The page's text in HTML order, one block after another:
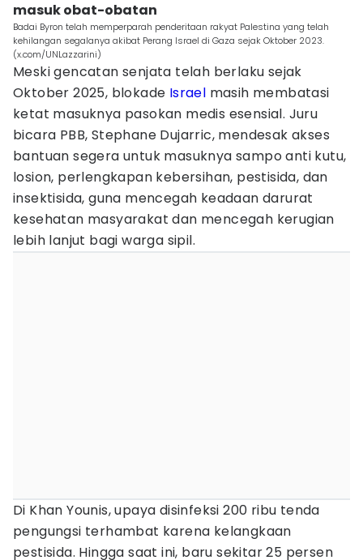
masuk obat-obatan
Badai Byron telah memperparah penderitaan rakyat Palestina yang telah
kehilangan segalanya akibat Perang Israel di Gaza sejak Oktober 2023.
(x.com/UNLazzarini)
Meski gencatan senjata telah berlaku sejak
Oktober 2025, blokade Israel masih membatasi
ketat masuknya pasokan medis esensial. Juru
bicara PBB, Stephane Dujarric, mendesak akses
bantuan segera untuk masuknya sampo anti kutu,
losion, perlengkapan kebersihan, pestisida, dan
insektisida, guna mencegah keadaan darurat
kesehatan masyarakat dan mencegah kerugian
lebih lanjut bagi warga sipil.
Di Khan Younis, upaya disinfeksi 200 ribu tenda
pengungsi terhambat karena kelangkaan
pestisida. Hingga saat ini, baru sekitar 25 persen